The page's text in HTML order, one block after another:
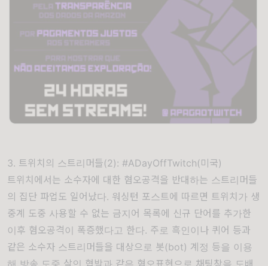
3. 트위치의 스트리머들(2): #ADayOffTwitch(미국)
트위치에서는 소수자에 대한 혐오공격을 반대하는 스트리머들
의 집단 파업도 일어났다. 워싱턴 포스트에 따르면 트위치가 생
중계 도중 사용할 수 없는 금지어 목록에 신규 단어를 추가한
이후 혐오공격이 폭증했다고 한다. 주로 흑인이나 퀴어 등과
같은 소수자 스트리머들을 대상으로 봇(bot) 계정 등을 이용
해 방송 도중 살인 협박과 같은 혐오표현으로 채팅창을 도배